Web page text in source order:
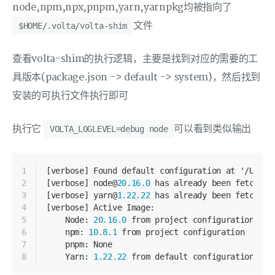
node,npm,npx,pnpm,yarn,yarnpkg均被指向了
$HOME/.volta/volta-shim 文件
查看volta-shim的执行逻辑，主要是找到对应的需要的工
具版本(package.json -> default -> system)，然后找到
安装的可执行文件执行即可
执行它 VOLTA_LOGLEVEL=debug node 可以看到类似输出
1
2
3
4
5
6
7
8
[verbose]
Found default configuration at '/
[verbose] node@20.16.0 has already been fetched
[verbose] yarn@1.22.22 has already been fetched
[verbose] Active Image:
    Node
: 20.16.0 from project configuration
    npm
: 10.8.1 from project configuration
    pnpm
:
None
    Yarn
: 1.22.22 from default configuration